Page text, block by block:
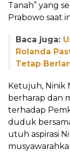
Tanah” yang
Prabowo saat
Baca juga:
Rolanda
Tetap
Ketujuh, Ninik
berharap dan
terhadap
duduk
utuh aspirasi